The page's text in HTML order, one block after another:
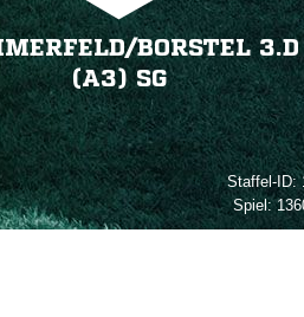
​BORSTEL 3.D
(A3) SG
Staffel-ID:
Spiel: